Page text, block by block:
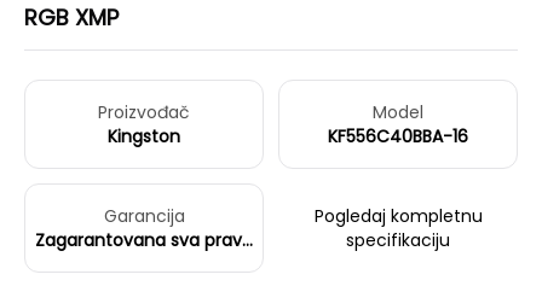
RGB XMP
Proizvođač
Kingston
Model
KF556C40BBA-16
Garancija
Zagarantovana sva prava
Pogledaj kompletnu
specifikaciju